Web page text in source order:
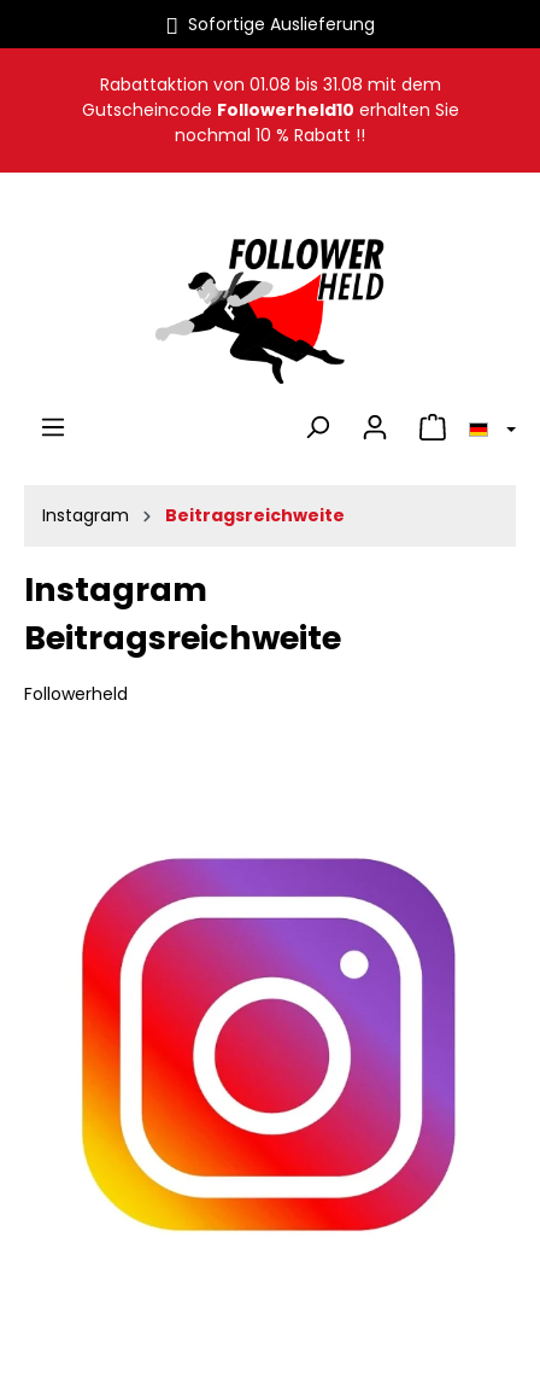
Sofortige Auslieferung
Rabattaktion von 01.08 bis 31.08 mit dem
Gutscheincode Followerheld10 erhalten Sie
nochmal 10 % Rabatt !!
Warenkorb
Instagram Beitragsreichweite
Instagram
Beitragsreichweite
Followerheld